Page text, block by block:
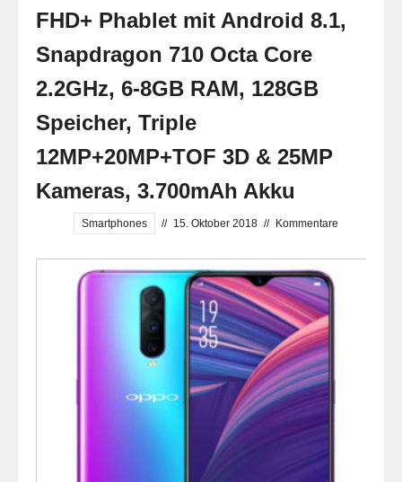
FHD+ Phablet mit Android 8.1,
Snapdragon 710 Octa Core
2.2GHz, 6-8GB RAM, 128GB
Speicher, Triple
12MP+20MP+TOF 3D & 25MP
Kameras, 3.700mAh Akku
Smartphones // 15. Oktober 2018 // Kommentare